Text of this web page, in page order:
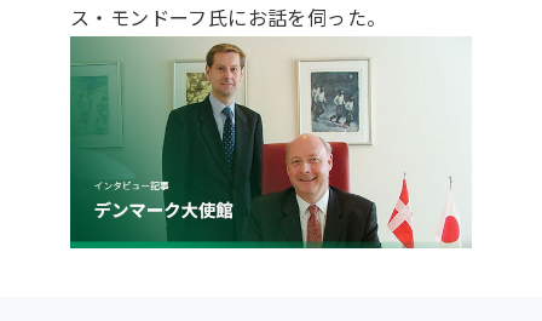
ス・モンドーフ氏にお話を伺った。